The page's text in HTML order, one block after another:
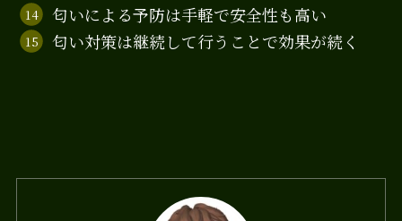
匂いによる予防は手軽で安全性も高い
匂い対策は継続して行うことで効果が続く